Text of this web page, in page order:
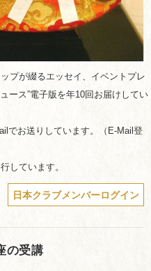
プが綴るエッセイ、イベントプレ
ース”電子版を年10回お届けしてい
でお送りしています。（E-Mail登
しています。
日本クラブメンバーログイン
の受講